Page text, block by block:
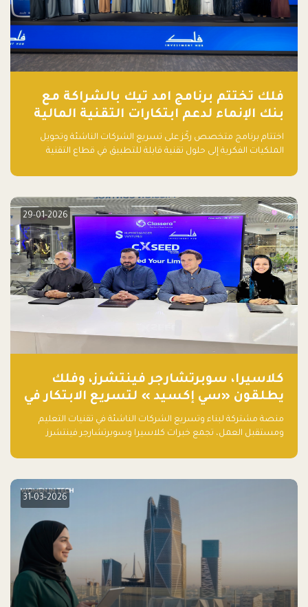
فلك تختتم برنامج امد تيك بالشراكة مع
بنك الإنماء لدعم ابتكارات التقنية المالية
اختتام برنامج متخصص ركّز على تسريع الشركات الناشئة وتحويل
الملكيات الفكرية إلى حلول تقنية قابلة للتطبيق في قطاع التقنية
29-01-2026
كلاسيرا، سوبرتشارجر فينتشرز، وفلك
يطلقون «سي إكسيد » لتسريع الابتكار في
تقنيات التعليم ومستقبل العمل
منصة مشتركة لبناء وتسريع الشركات الناشئة في تقنيات التعليم
ومستقبل العمل، تجمع خبرات كلاسيرا وسوبرتشارجر فينتشرز
العالمية.
31-03-2026